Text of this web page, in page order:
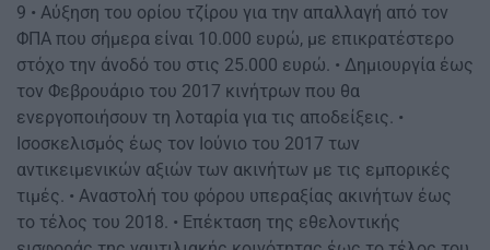
9 • Αύξηση του ορίου τζίρου για την απαλλαγή από τον
ΦΠΑ που σήμερα είναι 10.000 ευρώ, με επικρατέστερο
στόχο την άνοδό του στις 25.000 ευρώ. • Δημιουργία έως
τον Φεβρουάριο του 2017 κινήτρων που θα
ενεργοποιήσουν τη λοταρία για τις αποδείξεις. •
Ισοσκελισμός έως τον Ιούνιο του 2017 των
αντικειμενικών αξιών των ακινήτων με τις εμπορικές
τιμές. • Αναστολή του φόρου υπεραξίας ακινήτων έως
το τέλος του 2018. • Επέκταση της εθελοντικής